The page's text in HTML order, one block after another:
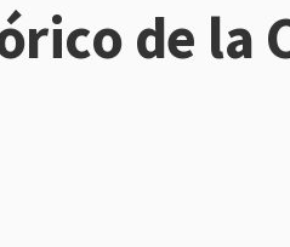
de la